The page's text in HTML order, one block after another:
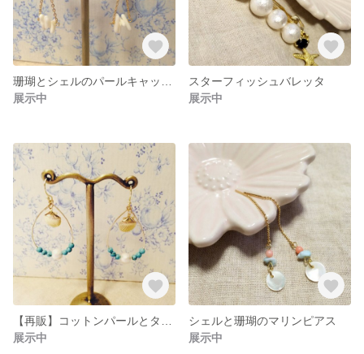
展示中
スターフィッシュバレッタ
展示中
展示中
シェルと珊瑚のマリンピアス
展示中